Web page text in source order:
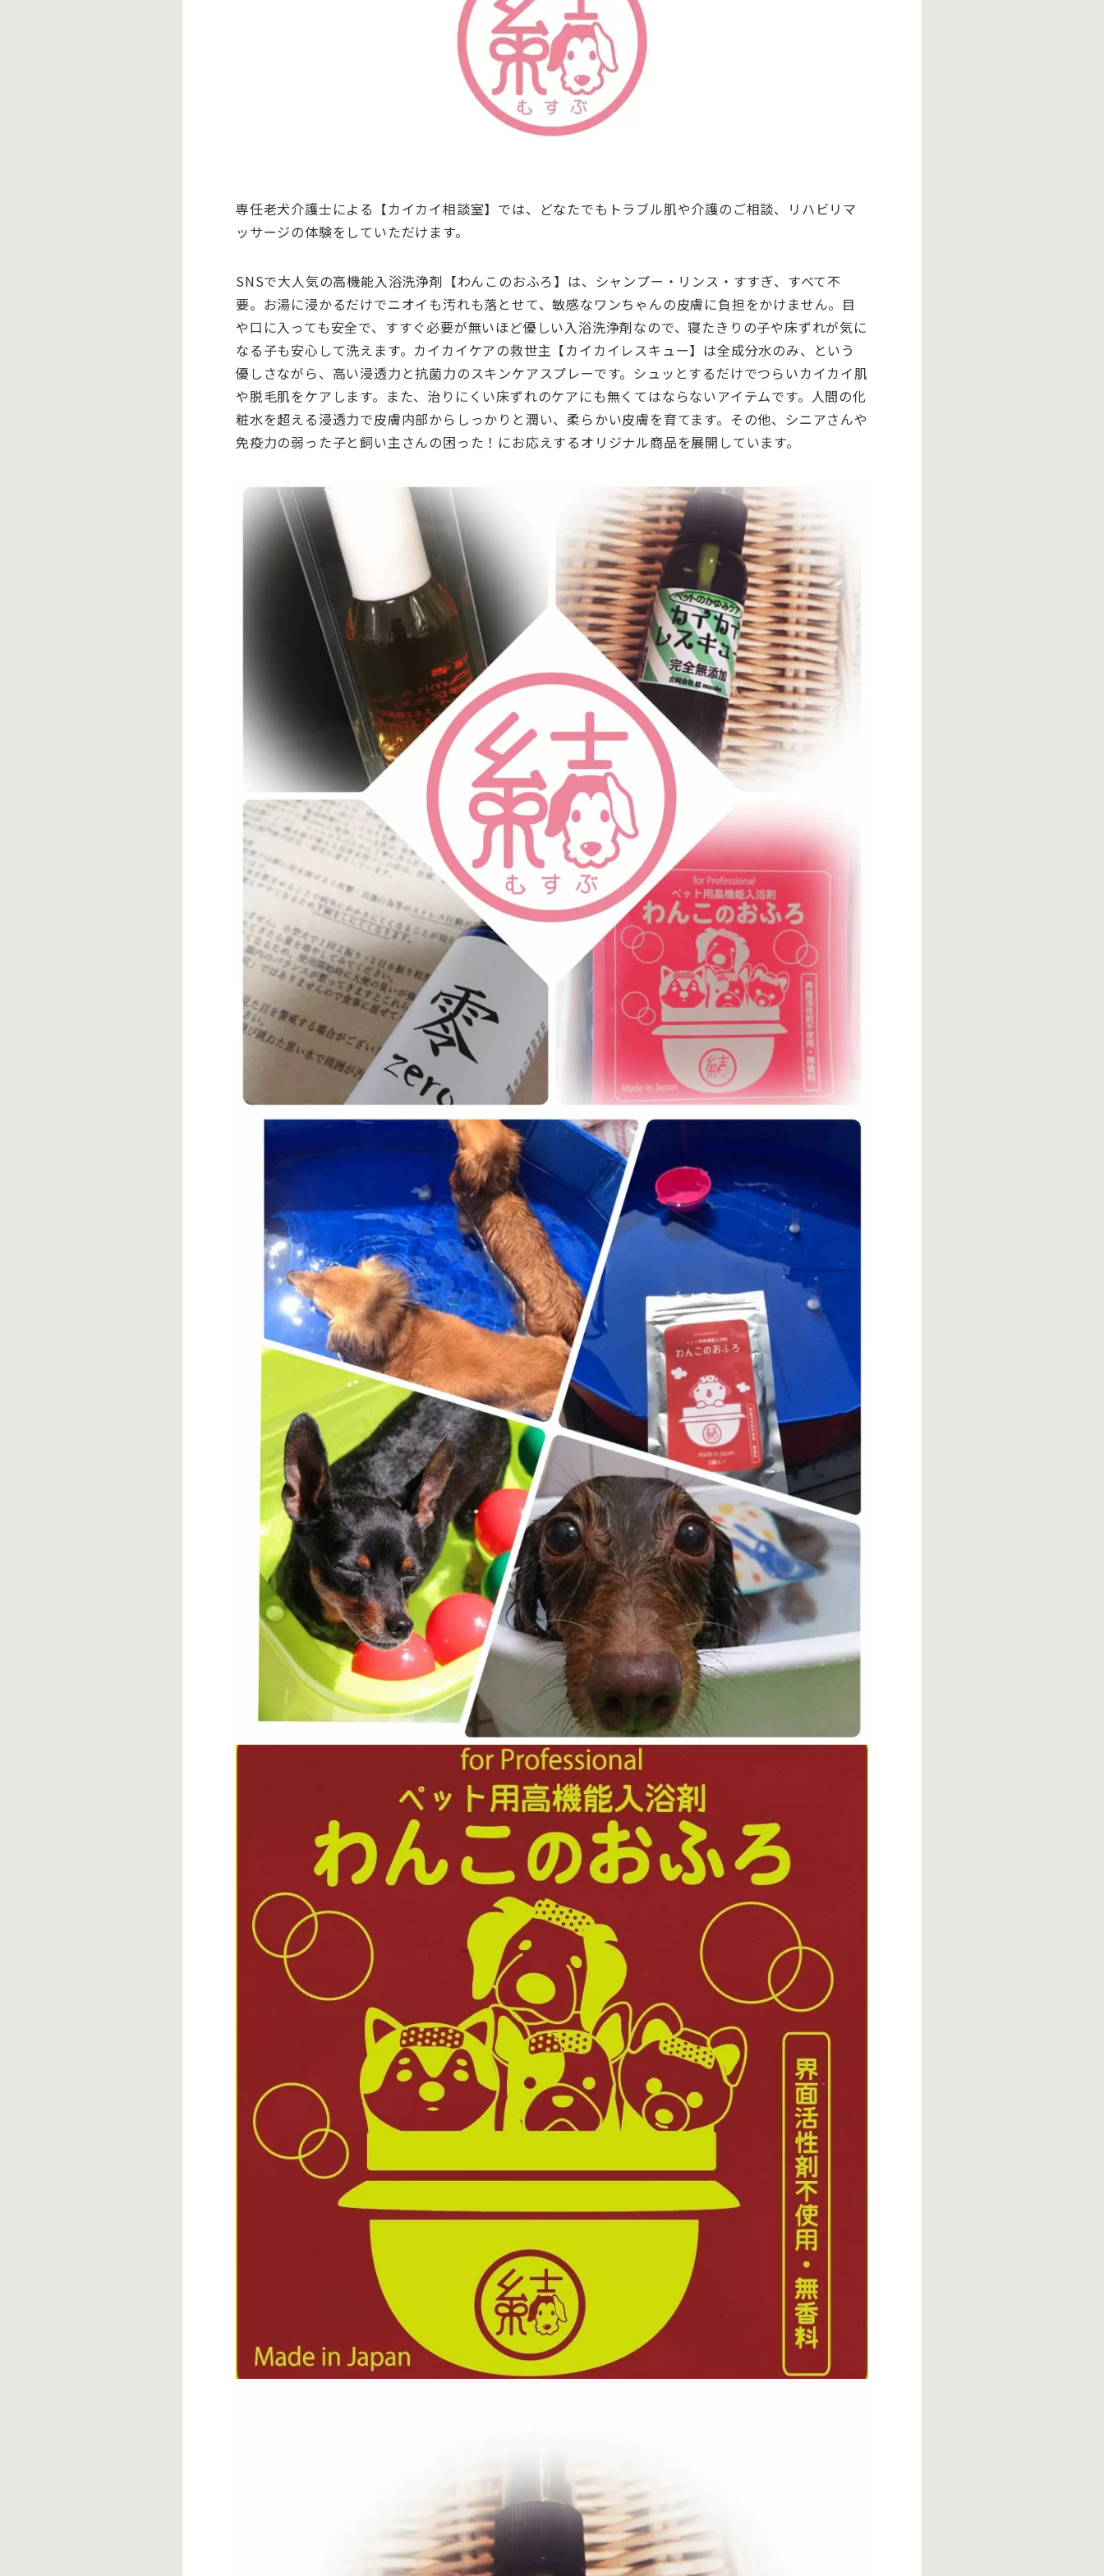
専任老犬介護士による【カイカイ相談室】では、どなたでもトラブル肌や介護のご相談、リハビリマ
ッサージの体験をしていただけます。
SNSで大人気の高機能入浴洗浄剤【わんこのおふろ】は、シャンプー・リンス・すすぎ、すべて不
要。お湯に浸かるだけでニオイも汚れも落とせて、敏感なワンちゃんの皮膚に負担をかけません。目
や口に入っても安全で、すすぐ必要が無いほど優しい入浴洗浄剤なので、寝たきりの子や床ずれが気に
なる子も安心して洗えます。カイカイケアの救世主【カイカイレスキュー】は全成分水のみ、という
優しさながら、高い浸透力と抗菌力のスキンケアスプレーです。シュッとするだけでつらいカイカイ肌
や脱毛肌をケアします。また、治りにくい床ずれのケアにも無くてはならないアイテムです。人間の化
粧水を超える浸透力で皮膚内部からしっかりと潤い、柔らかい皮膚を育てます。その他、シニアさんや
免疫力の弱った子と飼い主さんの困った！にお応えするオリジナル商品を展開しています。